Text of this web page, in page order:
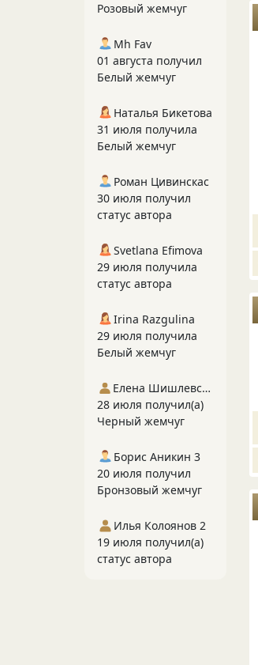
Розовый жемчуг
Mh Fav
01 августа получил
Белый жемчуг
Наталья Бикетова
31 июля получила
Белый жемчуг
Роман Цивинскас
30 июля получил
статус автора
Svetlana Efimova
29 июля получила
статус автора
Irina Razgulina
29 июля получила
Белый жемчуг
Елена Шишлевская
28 июля получил(а)
Черный жемчуг
Борис Аникин 3
20 июля получил
Бронзовый жемчуг
Илья Колоянов 2
19 июля получил(а)
статус автора